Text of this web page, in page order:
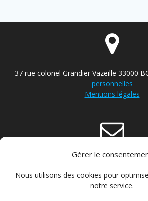
Gérer le
Nous utilisons des cookies pour
notre service.
37 rue colonel Grandier Vazeille 33000
personnelles
Mentions légales
contact@reparateur-velo-